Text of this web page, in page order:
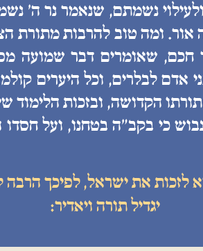
נשמתם, שנאמר נר ה׳
אור. ומה טוב להרבות מתורת
חכם, שאומרים דבר שמועה
לבלרים, וכל היערים
הקדושה, ובזכות הלימוד
כי בקב״ה בטחנו, ועל חסדו
לזכות את ישראל, לפיכך
יגדיל תורה ויאדיר: